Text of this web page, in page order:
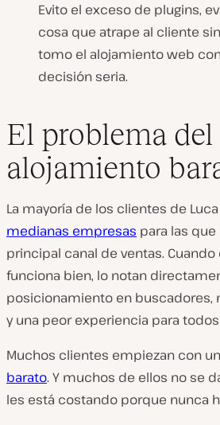
Evito el exceso de plugins,
cosa que atrape al cliente
tomo el alojamiento web
decisión seria.
El problema del
alojamiento
La mayoría de los clientes de
medianas empresas para las
principal canal de ventas.
funciona bien, lo notan
posicionamiento en buscadores,
y una peor experiencia para
Muchos clientes empiezan con un
barato. Y muchos de ellos no se
les está costando porque nunca